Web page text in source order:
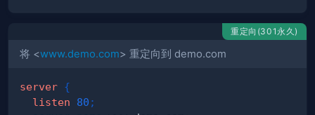
重定向(301永久)
将 <www.demo.com> 重定向到 demo.com
server {
listen
80 ;